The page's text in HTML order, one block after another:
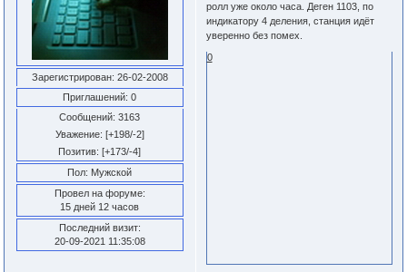
Зарегистрирован: 26-02-2008
Приглашений: 0
Сообщений: 3163
Уважение: [+198/-2]
Позитив: [+173/-4]
Пол: Мужской
Провел на форуме:
15 дней 12 часов
Последний визит:
20-09-2021 11:35:08
ролл уже около часа. Деген 1103, по
индикатору 4 деления, станция идёт
уверенно без помех.
0